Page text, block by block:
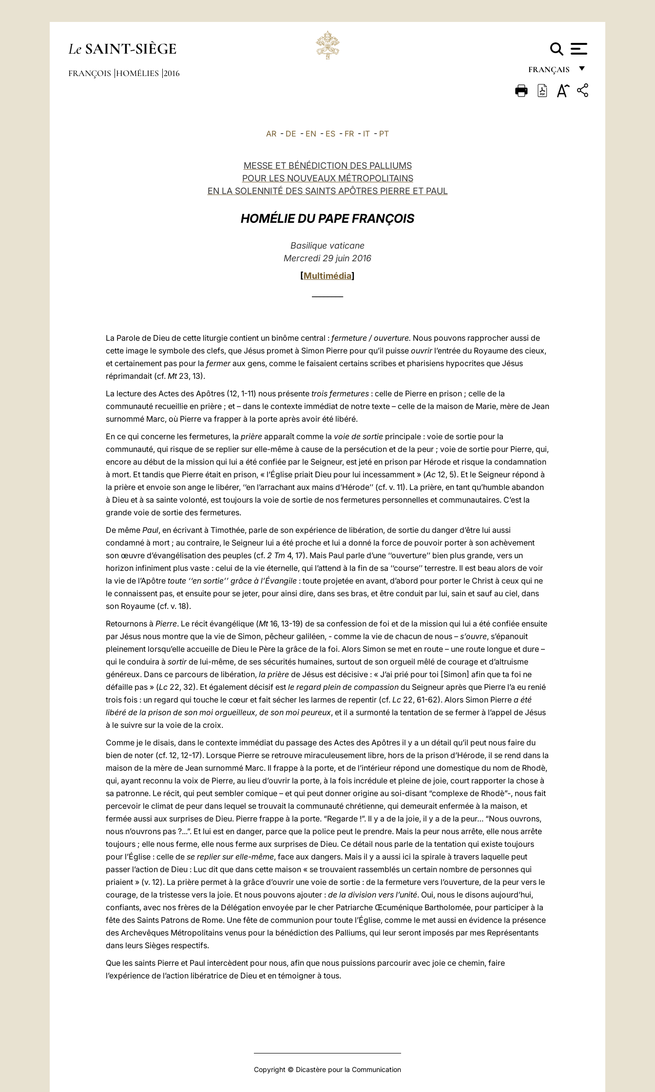
Le SAINT-SIÈGE
FRANÇAIS
FRANÇAIS
FRANÇOIS HOMÉLIES 2016
AR - DE - EN - ES - FR - IT - PT
MESSE ET BÉNÉDICTION DES PALLIUMS
POUR LES NOUVEAUX MÉTROPOLITAINS
EN LA SOLENNITÉ DES SAINTS APÔTRES PIERRE ET PAUL
HOMÉLIE DU PAPE FRANÇOIS
Basilique vaticane
Mercredi 29 juin 2016
[Multimédia]
La Parole de Dieu de cette liturgie contient un binôme central : fermeture / ouverture. Nous pouvons rapprocher aussi de
cette image le symbole des clefs, que Jésus promet à Simon Pierre pour qu’il puisse ouvrirl’entrée du Royaume des cieux,
et certainement pas pour la fermeraux gens, comme le faisaient certains scribes et pharisiens hypocrites que Jésus
réprimandait (cf. Mt23, 13).
La lecture des Actes des Apôtres (12, 1-11) nous présente trois fermetures : celle de Pierre en prison ; celle de la
communauté recueillie en prière ; et – dans le contexte immédiat de notre texte – celle de la maison de Marie, mère de Jean
surnommé Marc, où Pierre va frapper à la porte après avoir été libéré.
En ce qui concerne les fermetures, la prière apparaît comme la voie de sortie principale : voie de sortie pour la
communauté, qui risque de se replier sur elle-même à cause de la persécution et de la peur ; voie de sortie pour Pierre, qui,
encore au début de la mission qui lui a été confiée par le Seigneur, est jeté en prison par Hérode et risque la condamnation
à mort. Et tandis que Pierre était en prison, « l’Église priait Dieu pour lui incessamment » (Ac 12, 5). Et le Seigneur répond à
la prière et envoie son ange le libérer, ‘‘en l’arrachant aux mains d’Hérode’’ (cf. v. 11). La prière, en tant qu’humble abandon
à Dieu et à sa sainte volonté, est toujours la voie de sortie de nos fermetures personnelles et communautaires. C’est la
grande voie de sortie des fermetures.
De même Paul, en écrivant à Timothée, parle de son expérience de libération, de sortie du danger d’être lui aussi
condamné à mort ; au contraire, le Seigneur lui a été proche et lui a donné la force de pouvoir porter à son achèvement
son œuvre d’évangélisation des peuples (cf. 2 Tm 4, 17). Mais Paul parle d’une ‘‘ouverture’’ bien plus grande, vers un
horizon infiniment plus vaste : celui de la vie éternelle, qui l’attend à la fin de sa ‘‘course’’ terrestre. Il est beau alors de voir
la vie de l’Apôtre toute ‘‘en sortie’’ grâce à l’Évangile : toute projetée en avant, d’abord pour porter le Christ à ceux qui ne
le connaissent pas, et ensuite pour se jeter, pour ainsi dire, dans ses bras, et être conduit par lui, sain et sauf au ciel, dans
son Royaume (cf. v. 18).
Retournons à Pierre. Le récit évangélique (Mt16, 13-19) de sa confession de foi et de la mission qui lui a été confiée ensuite
par Jésus nous montre que la vie de Simon, pêcheur galiléen, - comme la vie de chacun de nous – s’ouvre, s’épanouit
pleinement lorsqu’elle accueille de Dieu le Père la grâce de la foi. Alors Simon se met en route – une route longue et dure –
qui le conduira à sortirde lui-même, de ses sécurités humaines, surtout de son orgueil mêlé de courage et d’altruisme
généreux. Dans ce parcours de libération, la prière de Jésus est décisive : « J’ai prié pour toi [Simon] afin que ta foi ne
défaille pas » (Lc 22, 32). Et également décisif est le regard plein de compassion du Seigneur après que Pierre l’a eu renié
trois fois : un regard qui touche le cœur et fait sécher les larmes de repentir (cf. Lc 22, 61-62). Alors Simon Pierre a été
libéré de la prison de son moi orgueilleux, de son moi peureux, et il a surmonté la tentation de se fermer à l’appel de Jésus
à le suivre sur la voie de la croix.
Comme je le disais, dans le contexte immédiat du passage des Actes des Apôtres il y a un détail qu’il peut nous faire du
bien de noter (cf. 12, 12-17). Lorsque Pierre se retrouve miraculeusement libre, hors de la prison d’Hérode, il se rend dans la
maison de la mère de Jean surnommé Marc. Il frappe à la porte, et de l’intérieur répond une domestique du nom de Rhodè,
qui, ayant reconnu la voix de Pierre, au lieu d’ouvrir la porte, à la fois incrédule et pleine de joie, court rapporter la chose à
sa patronne. Le récit, qui peut sembler comique – et qui peut donner origine au soi-disant “complexe de Rhodè”-, nous fait
percevoir le climat de peur dans lequel se trouvait la communauté chrétienne, qui demeurait enfermée à la maison, et
fermée aussi aux surprises de Dieu. Pierre frappe à la porte. “Regarde !”. Il y a de la joie, il y a de la peur… “Nous ouvrons,
nous n’ouvrons pas ?...”. Et lui est en danger, parce que la police peut le prendre. Mais la peur nous arrête, elle nous arrête
toujours ; elle nous ferme, elle nous ferme aux surprises de Dieu. Ce détail nous parle de la tentation qui existe toujours
pour l’Église : celle de se replier sur elle-même, face aux dangers. Mais il y a aussi ici la spirale à travers laquelle peut
passer l’action de Dieu : Luc dit que dans cette maison « se trouvaient rassemblés un certain nombre de personnes qui
priaient » (v. 12). La prière permet à la grâce d’ouvrir une voie de sortie : de la fermeture vers l’ouverture, de la peur vers le
courage, de la tristesse vers la joie. Et nous pouvons ajouter : de la division vers l’unité. Oui, nous le disons aujourd’hui,
confiants, avec nos frères de la Délégation envoyée par le cher Patriarche Œcuménique Bartholomée, pour participer à la
fête des Saints Patrons de Rome. Une fête de communion pour toute l’Église, comme le met aussi en évidence la présence
des Archevêques Métropolitains venus pour la bénédiction des Palliums, qui leur seront imposés par mes Représentants
dans leurs Sièges respectifs.
Que les saints Pierre et Paul intercèdent pour nous, afin que nous puissions parcourir avec joie ce chemin, faire
l’expérience de l’action libératrice de Dieu et en témoigner à tous.
Copyright © Dicastère pour la Communication